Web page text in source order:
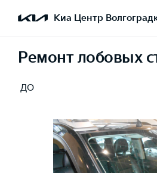
Киа Центр
Ремонт лобовых
ДО